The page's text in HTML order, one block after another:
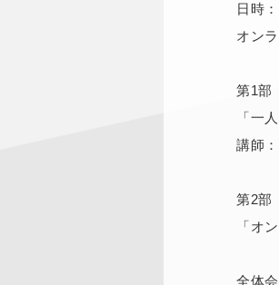
日時
オン
第1
「一
講師
第2部
「オ
全体